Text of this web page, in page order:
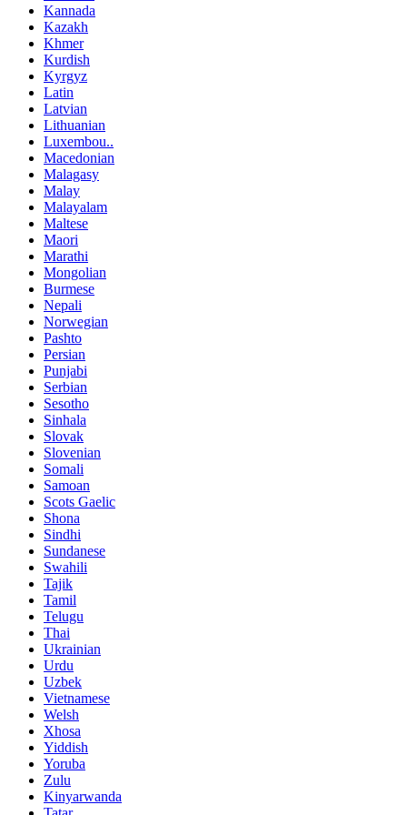
Kannada
Kazakh
Khmer
Kurdish
Kyrgyz
Latin
Latvian
Lithuanian
Luxembou..
Macedonian
Malagasy
Malay
Malayalam
Maltese
Maori
Marathi
Mongolian
Burmese
Nepali
Norwegian
Pashto
Persian
Punjabi
Serbian
Sesotho
Sinhala
Slovak
Slovenian
Somali
Samoan
Scots Gaelic
Shona
Sindhi
Sundanese
Swahili
Tajik
Tamil
Telugu
Thai
Ukrainian
Urdu
Uzbek
Vietnamese
Welsh
Xhosa
Yiddish
Yoruba
Zulu
Kinyarwanda